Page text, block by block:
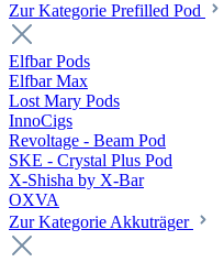
Zur Kategorie Prefilled Pod
Elfbar Pods
Elfbar Max
Lost Mary Pods
InnoCigs
Revoltage - Beam Pod
SKE - Crystal Plus Pod
X-Shisha by X-Bar
OXVA
Zur Kategorie Akkuträger